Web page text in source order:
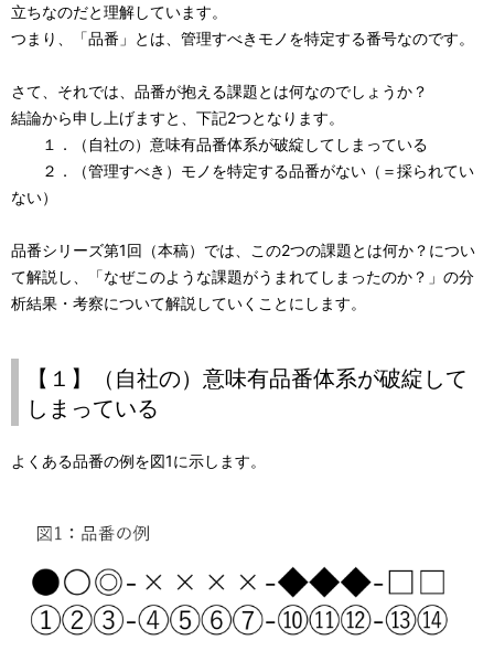
立ちなのだと理解しています。
つまり、「品番」とは、管理すべきモノを特定する番号なのです。
さて、それでは、品番が抱える課題とは何なのでしょうか？
結論から申し上げますと、下記2つとなります。
１．（自社の）意味有品番体系が破綻してしまっている
２．（管理すべき）モノを特定する品番がない（＝採られてい
ない）
品番シリーズ第1回（本稿）では、この2つの課題とは何か？につい
て解説し、「なぜこのような課題がうまれてしまったのか？」の分
析結果・考察について解説していくことにします。
【１】（自社の）意味有品番体系が破綻して
しまっている
よくある品番の例を図1に示します。